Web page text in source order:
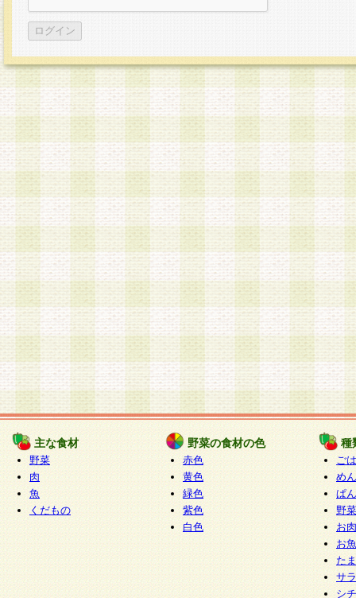
主な食材
野菜
肉
魚
くだもの
野菜の食材の色
赤色
黄色
緑色
紫色
白色
種
ご
めん
ぱん
野
お
お
た
サ
シ